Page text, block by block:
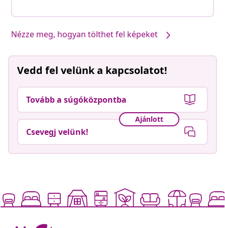
Nézze meg, hogyan tölthet fel képeket
Vedd fel velünk a kapcsolatot!
Tovább a súgóközpontba
Ajánlott
Csevegj velünk!